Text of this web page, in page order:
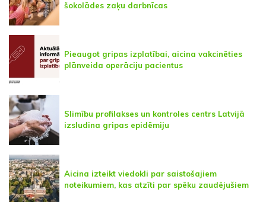
šokolādes zaķu darbnīcas
Pieaugot gripas izplatībai, aicina vakcinēties
plānveida operāciju pacientus
Slimību profilakses un kontroles centrs Latvijā
izsludina gripas epidēmiju
Aicina izteikt viedokli par saistošajiem
noteikumiem, kas atzīti par spēku zaudējušiem